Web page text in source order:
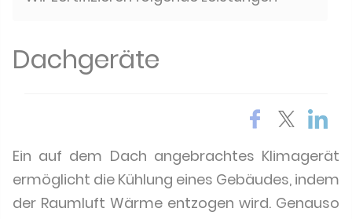
Dachgeräte
Ein auf dem Dach angebrachtes Klimagerät
ermöglicht die Kühlung eines Gebäudes, indem
der Raumluft Wärme entzogen wird. Genauso